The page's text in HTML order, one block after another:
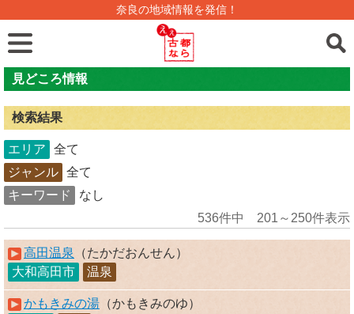
奈良の地域情報を発信！
見どころ情報
検索結果
エリア
全て
ジャンル 全て
キーワード
なし
536件中 201～250件表示
高田温泉
（たかだおんせん）
大和高田市
温泉
かもきみの湯 （かもきみのゆ）